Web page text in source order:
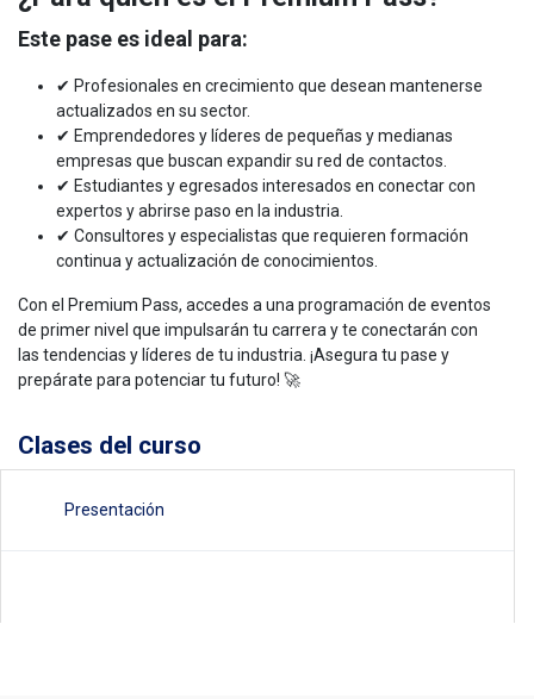
Este pase es ideal para:
✔ Profesionales en crecimiento que desean mantenerse
actualizados en su sector.
✔ Emprendedores y líderes de pequeñas y medianas
empresas que buscan expandir su red de contactos.
✔ Estudiantes y egresados interesados en conectar con
expertos y abrirse paso en la industria.
✔ Consultores y especialistas que requieren formación
continua y actualización de conocimientos.
Con el Premium Pass, accedes a una programación de eventos
de primer nivel que impulsarán tu carrera y te conectarán con
las tendencias y líderes de tu industria. ¡Asegura tu pase y
prepárate para potenciar tu futuro! 🚀
Clases del curso
Presentación